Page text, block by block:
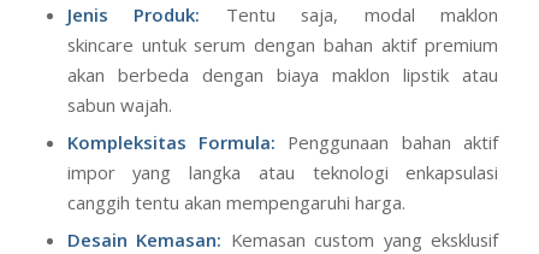
Jenis Produk: Tentu saja, modal maklon
skincare untuk serum dengan bahan aktif premium
akan berbeda dengan biaya maklon lipstik atau
sabun wajah.
Kompleksitas Formula: Penggunaan bahan aktif
impor yang langka atau teknologi enkapsulasi
canggih tentu akan mempengaruhi harga.
Desain Kemasan: Kemasan custom yang eksklusif